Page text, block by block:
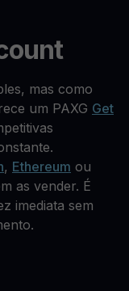
mas como
um PAXG Get
, Ethereum ou
as vender. É
imediata sem